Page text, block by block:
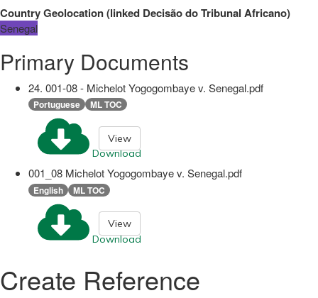
Country Geolocation(linked Decisão do Tribunal Africano)
Senegal
Primary Documents
24. 001-08 - Michelot Yogogombaye v. Senegal.pdf
Portuguese ML TOC
Download
View
001_08 Michelot Yogogombaye v. Senegal.pdf
English ML TOC
Download
View
Create Reference